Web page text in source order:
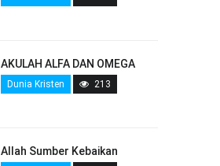
AKULAH ALFA DAN OMEGA
Dunia Kristen 213
Allah Sumber Kebaikan